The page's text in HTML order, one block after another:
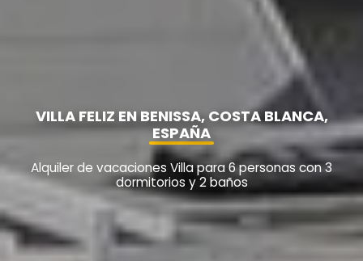
VILLA FELIZ EN BENISSA, COSTA BLANCA,
ESPAÑA
Alquiler de vacaciones Villa para 6 personas con 3
dormitorios y 2 baños